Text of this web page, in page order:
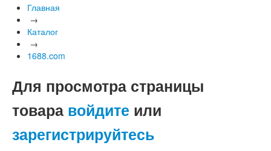
Главная
→
Каталог
→
1688.com
Для просмотра страницы
товара войдите или
зарегистрируйтесь